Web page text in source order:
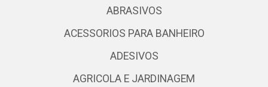
ABRASIVOS
ACESSORIOS PARA BANHEIRO
ADESIVOS
AGRICOLA E JARDINAGEM